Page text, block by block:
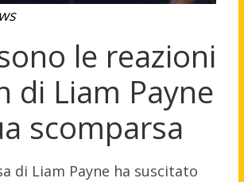
le reazioni
di Liam Payne
scomparsa
di Liam Payne ha suscitato